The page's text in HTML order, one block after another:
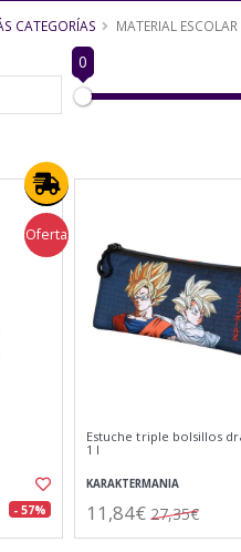
CATEGORÍAS MATERIAL
0
Oferta
- 57%
Estuche triple bolsillos
1 l
KARAKTERMANIA
11,84€ 27,35€